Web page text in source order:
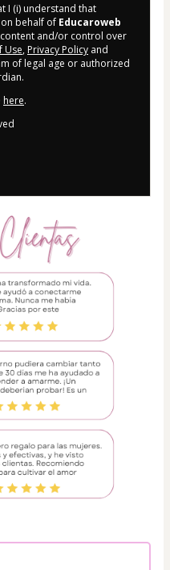
I (i) understand that
behalf of Educaroweb
and/or control over
Use, Privacy Policy and
of legal age or authorized
here.